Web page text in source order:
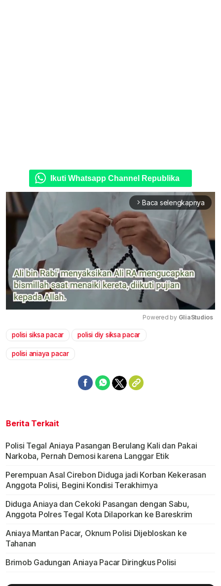
Ikuti Whatsapp Channel Republika
arrow_forward_ios Baca selengkapnya
Powered by GliaStudios
polisi siksa pacar polisi diy siksa pacar
polisi aniaya pacar
Berita Terkait
Polisi Tegal Aniaya Pasangan Berulang Kali dan Pakai
Narkoba, Pernah Demosi karena Langgar Etik
Perempuan Asal Cirebon Diduga jadi Korban Kekerasan
Anggota Polisi, Begini Kondisi Terakhirnya
Diduga Aniaya dan Cekoki Pasangan dengan Sabu,
Anggota Polres Tegal Kota Dilaporkan ke Bareskrim
Aniaya Mantan Pacar, Oknum Polisi Dijebloskan ke
Tahanan
Brimob Gadungan Aniaya Pacar Diringkus Polisi